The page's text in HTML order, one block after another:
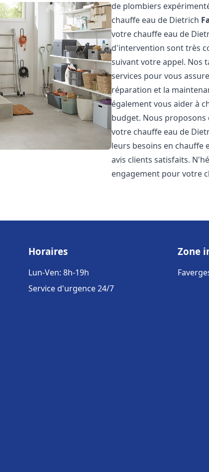
de plombiers
chauffe eau de Dietrich
votre chauffe eau de
d'intervention sont très
suivant votre appel. Nos
services pour vous
réparation et la
également vous aider à
budget. Nous
votre chauffe eau de
leurs besoins en chauffe
avis clients satisfaits.
engagement pour votre
Horaires
Lun-Ven: 8h-19h
Service d'urgence 24/7
Zone